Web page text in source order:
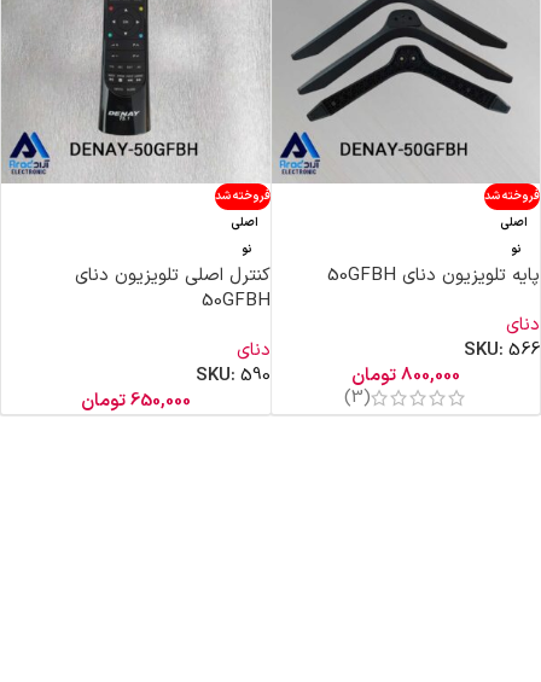
فروخته شد
اصلی
نو
پایه تلویزیون دنای 50GFBH
دنای
SKU: 566
800,000تومان
(3)
فروخته شد
اصلی
نو
کنترل اصلی تلویزیون دنای
50GFBH
دنای
SKU: 590
650,000تومان